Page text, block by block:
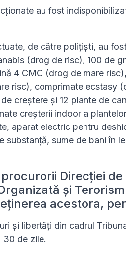
au fost
de către polițiști, au
(drog de risc), 100 de
4 CMC (drog de mare
risc), comprimate ecstasy
creștere și 12 plante de
creșterii indoor a
aparat electric pentru
substanță, sume de bani în
Direcției
și
acestora,
și libertăți din cadrul
30 de zile.